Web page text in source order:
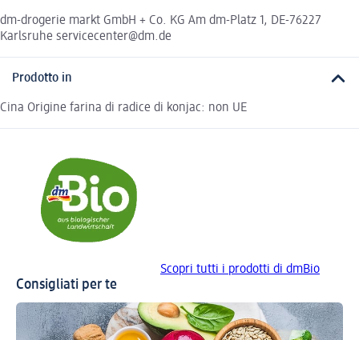
dm-drogerie markt GmbH + Co. KG Am dm-Platz 1, DE-76227
Karlsruhe servicecenter@dm.de
Prodotto in
Cina Origine farina di radice di konjac: non UE
Scopri tutti i prodotti di dmBio
Consigliati per te